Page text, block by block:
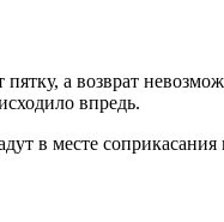
а возврат
впредь.
в месте